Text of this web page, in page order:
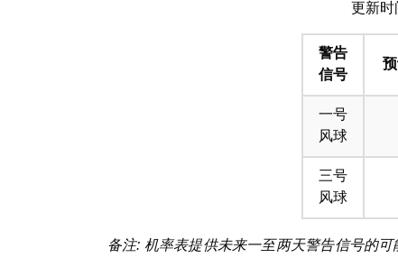
更新时
警告
信号
一号
风球
三号
风球
备注: 机率表提供未来一至两天警告信号的